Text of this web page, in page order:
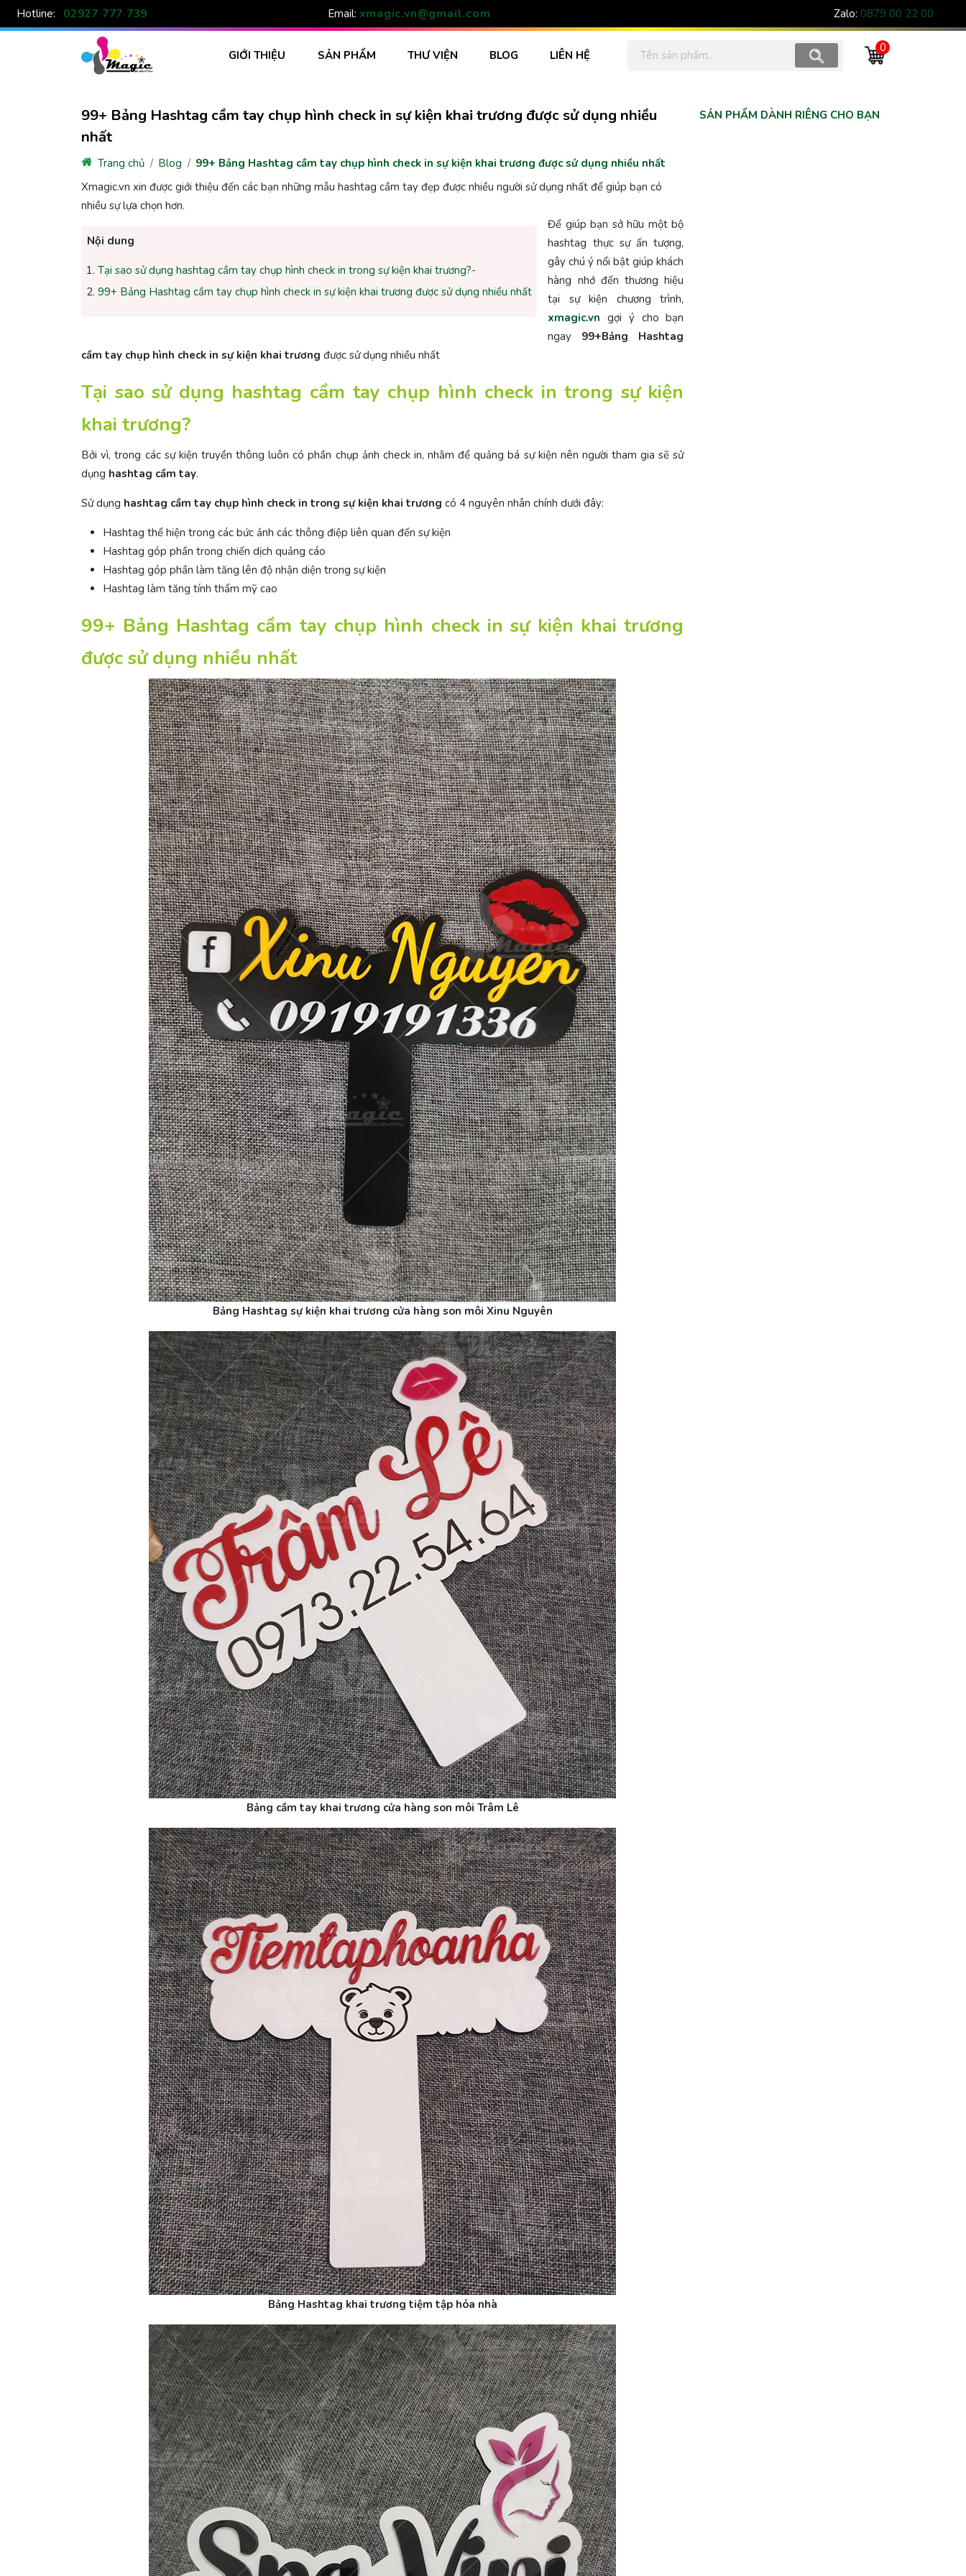
99+ Bảng Hashtag cầm tay chụp hình check in sự kiện khai trương được sử dụng nhiều
nhất
Trang chủ Blog
99+ Bảng Hashtag cầm tay chụp hình check in sự kiện khai trương được sử dụng nhiều nhất
Xmagic.vn xin được giới thiệu đến các bạn những mẫu hashtag cầm tay đẹp được nhiều người sử dụng nhất để giúp bạn có
nhiều sự lựa chọn hơn.
Nội dung
Tại sao sử dụng hashtag cầm tay chụp hình check in trong sự kiện khai trương?-
99+ Bảng Hashtag cầm tay chụp hình check in sự kiện khai trương được sử dụng nhiều nhất
Để giúp bạn sở hữu một bộ
hashtag thực sự ấn tượng,
gây chú ý nổi bật giúp khách
hàng nhớ đến thương hiệu
tại sự kiện chương trình,
xmagic.vngợi ý cho bạn
ngay 99+Bảng Hashtag
cầm tay chụp hình check in sự kiện khai trươngđược sử dụng nhiều nhất
Tại sao sử dụng hashtag cầm tay chụp hình check in trong sự kiện
khai trương?
Bởi vì, trong các sự kiện truyền thông luôn có phần chụp ảnh check in, nhằm để quảng bá sự kiện nên người tham gia sẽ sử
dụng hashtag cầm tay.
Sử dụng hashtag cầm tay chụp hình check in trong sự kiện khai trương có 4 nguyên nhân chính dưới đây:
Hashtag thể hiện trong các bức ảnh các thông điệp liên quan đến sự kiện
Hashtag góp phần trong chiến dịch quảng cáo
Hashtag góp phần làm tăng lên độ nhận diện trong sự kiện
Hashtag làm tăng tính thẩm mỹ cao
99+ Bảng Hashtag cầm tay chụp hình check in sự kiện khai trương
được sử dụng nhiều nhất
Bảng Hashtag sự kiện khai trương cửa hàng son môi Xinu Nguyên
Bảng cầm tay khai trương cửa hàng son môi Trâm Lê
Bảng Hashtag khai trương tiệm tập hóa nhà
SẢN PHẨM DÀNH RIÊNG CHO BẠN
Hotline: 02927 777 739 Email: xmagic.vn@gmail.com Zalo: 0879 00 22 00
GIỚI THIỆU SẢN PHẨM THƯ VIỆN BLOG LIÊN HỆ
0